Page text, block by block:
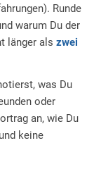
Runde
warum Du der
länger als zwei
was Du
oder
an, wie Du
keine